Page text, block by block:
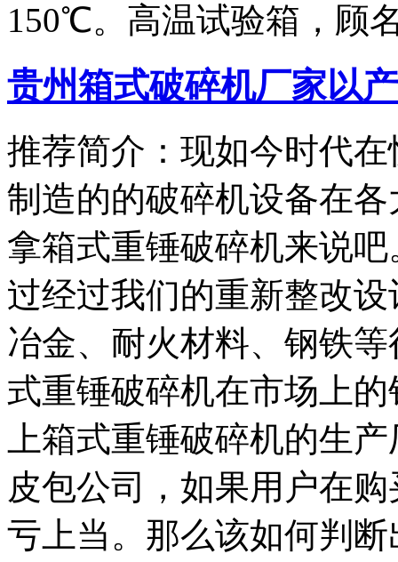
150℃。高温试验箱，顾
贵州箱式破碎机厂家以
推荐简介：现如今时代
制造的的破碎机设备在
拿箱式重锤破碎机来说
过经过我们的重新整改
冶金、耐火材料、钢铁
式重锤破碎机在市场上
上箱式重锤破碎机的生
皮包公司，如果用户在
亏上当。那么该如何判断